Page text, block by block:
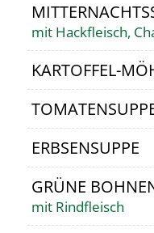
mit Hackfleisch,
KARTOFFEL-
ERBSENSUPPE
GRÜNE
mit Rindfleisch